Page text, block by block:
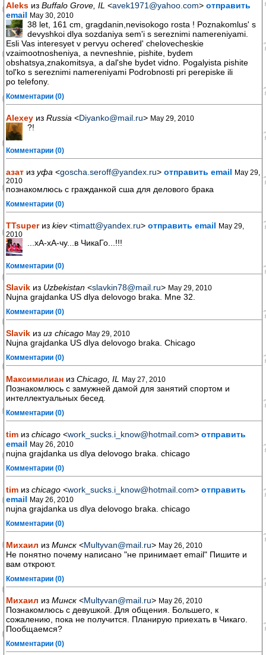
Aleks из Buffalo Grove, IL <avek1971@yahoo.com> отправить
email May 30, 2010
38 let, 161 cm, gragdanin,nevisokogo rosta ! Poznakomlus' s
devyshkoi dlya sozdaniya sem'i s sereznimi namereniyami.
Esli Vas interesyet v pervyu ochered' chelovecheskie
vzaimootnosheniya, a nevneshnie, pishite, bydem
obshatsya,znakomitsya, a dal'she bydet vidno. Pogalyista pishite
tol'ko s sereznimi namereniyami Podrobnosti pri perepiske ili
po telefony.
Комментарии (0)
Alexey из Russia <Diyanko@mail.ru> May 29, 2010
?!
Комментарии (0)
азат из уфа <goscha.seroff@yandex.ru> отправить email May 29,
2010
познакомлюсь с гражданкой сша для делового брака
Комментарии (0)
TTsuperиз kiev<timatt@yandex.ru> отправить email May 29,
2010
...хА-хА-чу...в ЧикаГо...!!!
Комментарии (0)
Slavik из Uzbekistan <slavkin78@mail.ru> May 29, 2010
Nujna grajdanka US dlya delovogo braka. Mne 32.
Комментарии (0)
Slavik из из chicago May 29, 2010
Nujna grajdanka US dlya delovogo braka. Chicago
Комментарии (0)
Максимилиан из Chicago, IL May 27, 2010
Познакомлюсь с замужней дамой для занятий спортом и
интеллектуальных бесед.
Комментарии (0)
tim из chicago <work_sucks.i_know@hotmail.com> отправить
email May 26, 2010
nujna grajdanka us dlya delovogo braka. chicago
Комментарии (0)
tim из chicago <work_sucks.i_know@hotmail.com> отправить
email May 26, 2010
nujna grajdanka us dlya delovogo braka. chicago
Комментарии (0)
Михаил из Минск <Multyvan@mail.ru> May 26, 2010
Не понятно почему написано "не принимает email" Пишите и
вам откроют.
Комментарии (0)
Михаил из Минск <Multyvan@mail.ru> May 26, 2010
Познакомлюсь с девушкой. Для общения. Большего, к
сожалению, пока не получится. Планирую приехать в Чикаго.
Пообщаемся?
Комментарии (0)